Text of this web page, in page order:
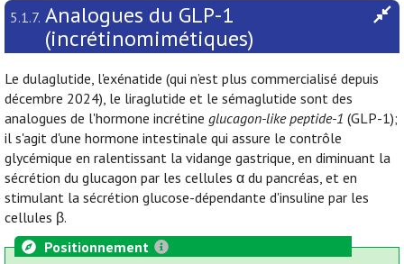
5.1.7. Analogues du GLP-1
(incrétinomimétiques)
Le dulaglutide, l'exénatide (qui n’est plus commercialisé depuis
décembre 2024), le liraglutide et le sémaglutide sont des
analogues de l'hormone incrétine glucagon-like peptide-1 (GLP-1);
il s'agit d'une hormone intestinale qui assure le contrôle
glycémique en ralentissant la vidange gastrique, en diminuant la
sécrétion du glucagon par les cellules α du pancréas, et en
stimulant la sécrétion glucose-dépendante d'insuline par les
cellules β.
Positionnement